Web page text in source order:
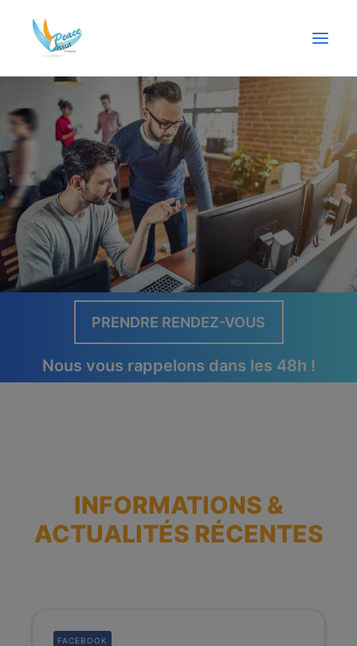
PARTICULIERS
PROFESSIONNELS
ÉPARGNE
CRÉDIT
ACTUALITÉS
URGENCE
CONTACT
ESPACE CLIENT
PRENDRE RENDEZ-VOUS
Nous vous rappelons dans les 48h !
INFORMATIONS &
ACTUALITÉS RÉCENTES
FACEBOOK